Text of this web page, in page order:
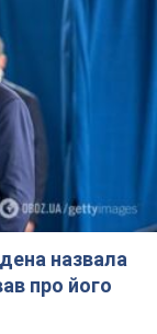
назвала
про його